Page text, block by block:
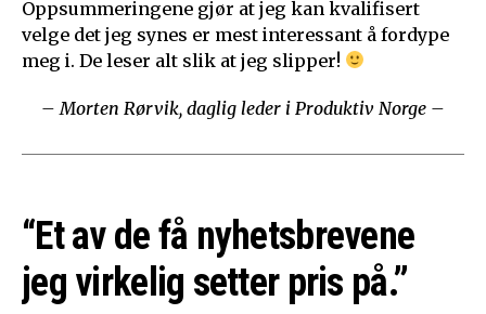
Oppsummeringene gjør at jeg kan kvalifisert
velge det jeg synes er mest interessant å fordype
meg i. De leser alt slik at jeg slipper!
– Morten Rørvik, daglig leder i Produktiv Norge –
“Et av de få nyhetsbrevene
jeg virkelig setter pris på.”